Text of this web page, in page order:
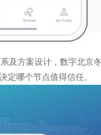
及方案设计，数字北京
定哪个节点值得信任。